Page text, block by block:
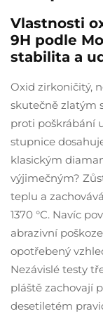
Vlastnosti
9H podle
stabilita a
Oxid zirkoničitý,
skutečně zlatým
proti poškrábání
stupnice
klasickým
výjimečným?
teplu a
1370 °C. Navíc
abrazivní
opotřebený
Nezávislé testy
pláště zachovají
desetiletém